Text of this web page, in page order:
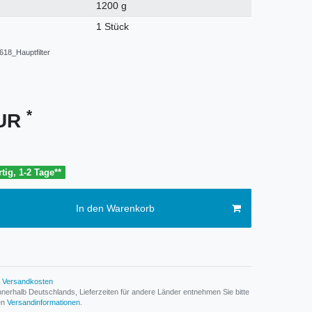
1200 g
1 Stück
*
1-2 Tage**
In den Warenkorb
Versandkosten
Deutschlands, Lieferzeiten für andere Länder entnehmen Sie bitte
Versandinformationen